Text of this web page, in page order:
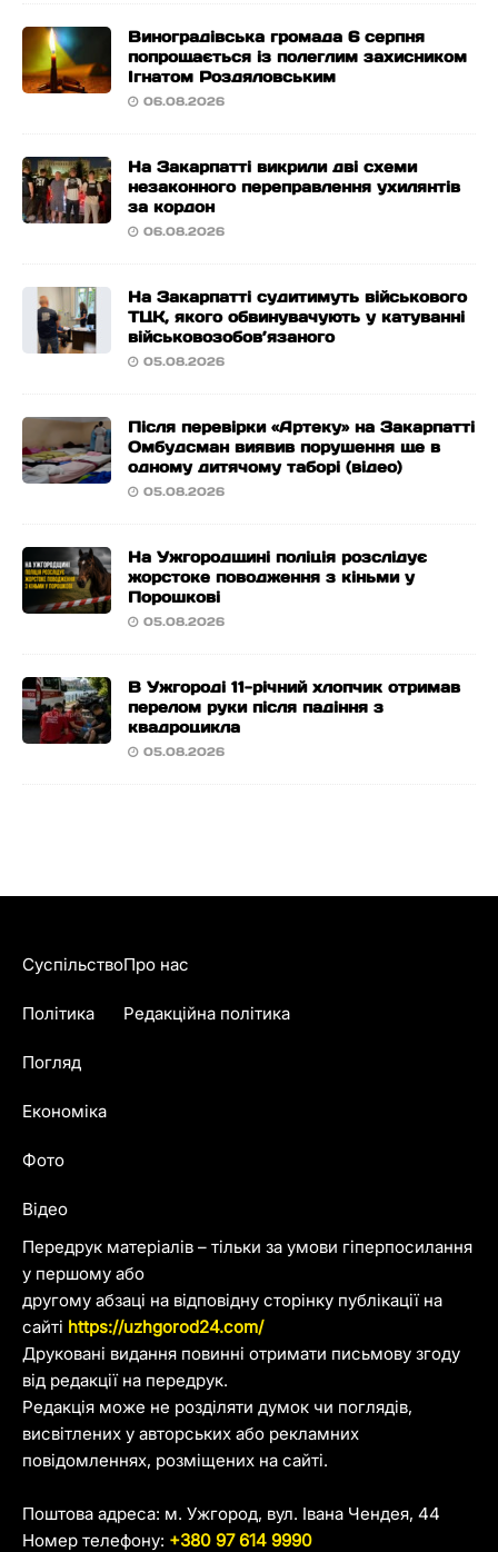
Виноградівська громада 6 серпня
попрощається із полеглим захисником
Ігнатом Роздяловським
06.08.2026
На Закарпатті викрили дві схеми
незаконного переправлення ухилянтів
за кордон
06.08.2026
На Закарпатті судитимуть військового
ТЦК, якого обвинувачують у катуванні
військовозобов’язаного
05.08.2026
Після перевірки «Артеку» на Закарпатті
Омбудсман виявив порушення ще в
одному дитячому таборі (відео)
05.08.2026
На Ужгородщині поліція розслідує
жорстоке поводження з кіньми у
Порошкові
05.08.2026
В Ужгороді 11-річний хлопчик отримав
перелом руки після падіння з
квадроцикла
05.08.2026
Передрук матеріалів – тільки за умови гіперпосилання
у першому або
другому абзаці на відповідну сторінку публікації на
сайті https://uzhgorod24.com/
Друковані видання повинні отримати письмову згоду
від редакції на передрук.
Редакція може не розділяти думок чи поглядів,
висвітлених у авторських або рекламних
повідомленнях, розміщених на сайті.
Поштова адреса: м. Ужгород, вул. Івана Чендея, 44
Номер телефону: +380 97 614 9990
Суспільство
Політика
Погляд
Економіка
Фото
Відео
Про нас
Редакційна політика